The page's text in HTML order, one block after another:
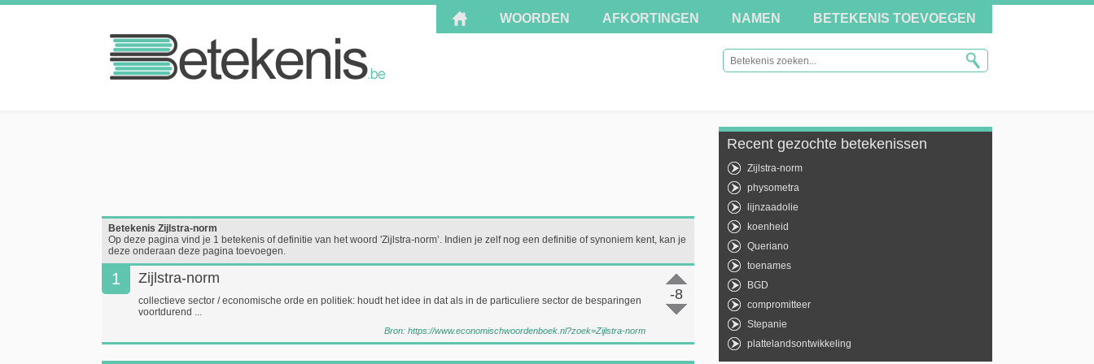
WOORDEN AFKORTINGEN NAMEN BETEKENIS TOEVOEGEN
Betekenis Zijlstra-norm
Op deze pagina vind je 1 betekenis of definitie van het woord 'Zijlstra-norm’. Indien je zelf nog een definitie of synoniem kent, kan je
deze onderaan deze pagina toevoegen.
1
-8
Zijlstra-norm
collectieve sector / economische orde en politiek: houdt het idee in dat als in de particuliere sector de besparingen
voortdurend ...
Bron: https://www.economischwoordenboek.nl?zoek=Zijlstra-norm
Recent gezochte betekenissen
Zijlstra-norm
physometra
lijnzaadolie
koenheid
Queriano
toenames
BGD
compromitteer
Stepanie
plattelandsontwikkeling